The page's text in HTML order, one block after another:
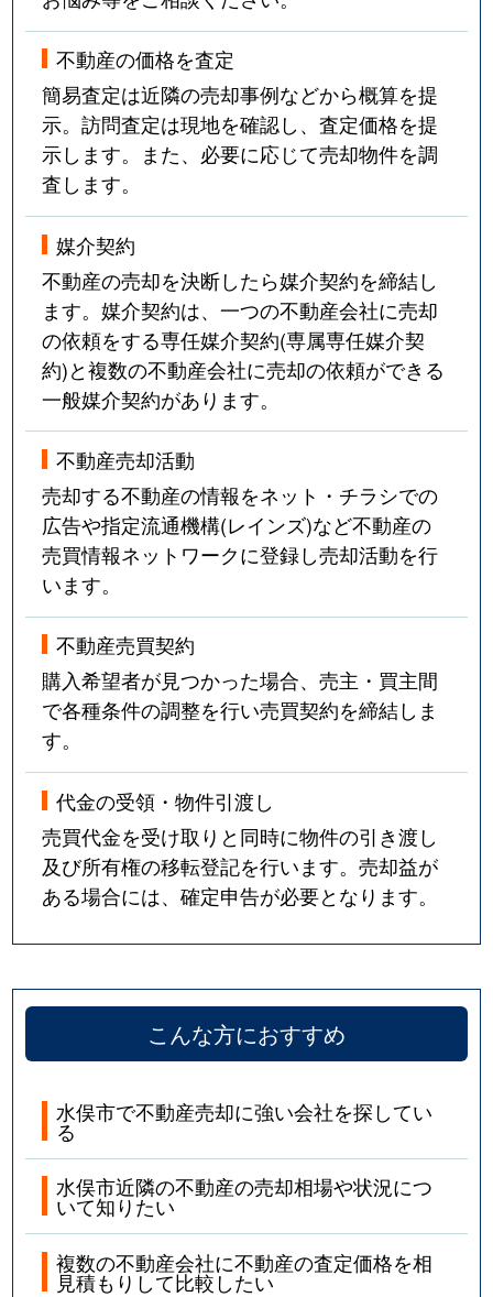
不動産の価格を査定
簡易査定は近隣の売却事例などから概算を提
示。訪問査定は現地を確認し、査定価格を提
示します。また、必要に応じて売却物件を調
査します。
媒介契約
不動産の売却を決断したら媒介契約を締結し
ます。媒介契約は、一つの不動産会社に売却
の依頼をする専任媒介契約(専属専任媒介契
約)と複数の不動産会社に売却の依頼ができる
一般媒介契約があります。
不動産売却活動
売却する不動産の情報をネット・チラシでの
広告や指定流通機構(レインズ)など不動産の
売買情報ネットワークに登録し売却活動を行
います。
不動産売買契約
購入希望者が見つかった場合、売主・買主間
で各種条件の調整を行い売買契約を締結しま
す。
代金の受領・物件引渡し
売買代金を受け取りと同時に物件の引き渡し
及び所有権の移転登記を行います。売却益が
ある場合には、確定申告が必要となります。
こんな方におすすめ
水俣市で不動産売却に強い会社を探してい
る
水俣市近隣の不動産の売却相場や状況につ
いて知りたい
複数の不動産会社に不動産の査定価格を相
見積もりして比較したい